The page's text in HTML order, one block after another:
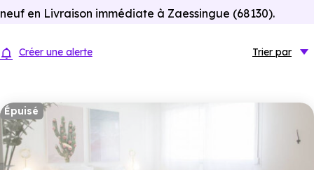
Actualités
Ressources
neuf en Livraison immédiate à Zaessingue (68130).
Créer une alerte Trier par
Épuisé